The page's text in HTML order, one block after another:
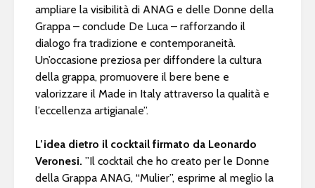
ampliare la visibilità di ANAG e delle Donne della
Grappa – conclude De Luca – rafforzando il
dialogo fra tradizione e contemporaneità.
Un’occasione preziosa per diffondere la cultura
della grappa, promuovere il bere bene e
valorizzare il Made in Italy attraverso la qualità e
l’eccellenza artigianale”.
L’idea dietro il cocktail firmato da Leonardo
Veronesi. ”Il cocktail che ho creato per le Donne
della Grappa ANAG, “Mulier”, esprime al meglio la